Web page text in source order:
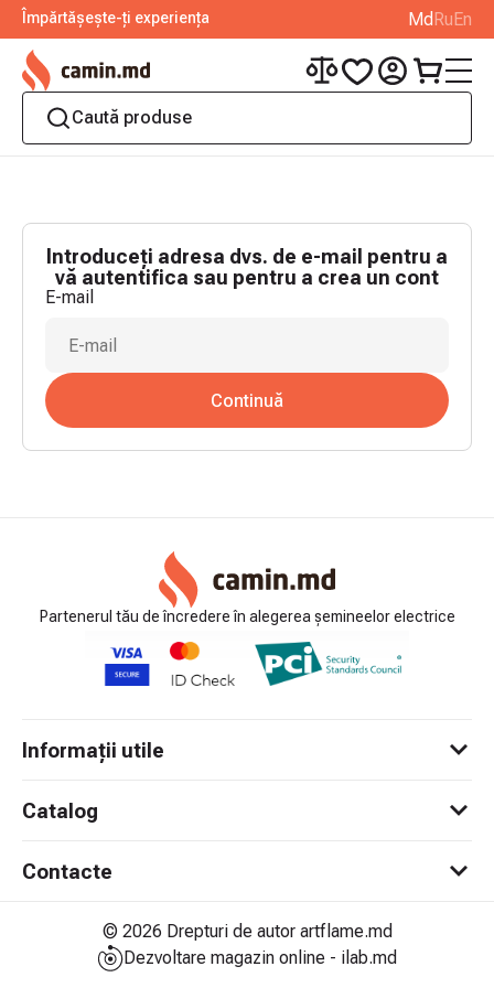
Împărtășește-ți experiența MdRuEn
Introduceți adresa dvs. de e-mail pentru a
vă autentifica sau pentru a crea un cont
E-mail
Continuă
Partenerul tău de încredere în alegerea șemineelor electrice
Informații utile
Catalog
Contacte
© 2026 Drepturi de autor artflame.md
Dezvoltare magazin online - ilab.md